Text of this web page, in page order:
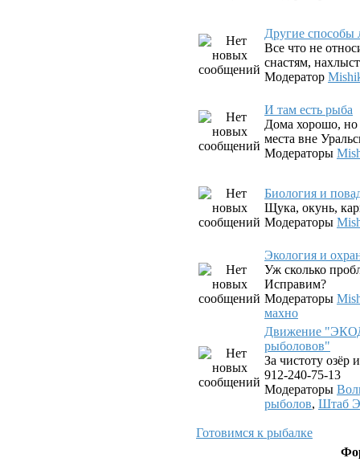
Другие способы
Все что не
снастям,
Модератор
И там есть рыба
Дома хорошо, но
места вне
Модераторы
Биология и
Щука, окунь,
Модераторы
Экология и
Уж сколько
Исправим?
Модераторы
махно
Движение
рыболовов"
За чистоту озёр
912-240-75-13
Модераторы
рыболов, Штаб
Готовимся к рыбалке